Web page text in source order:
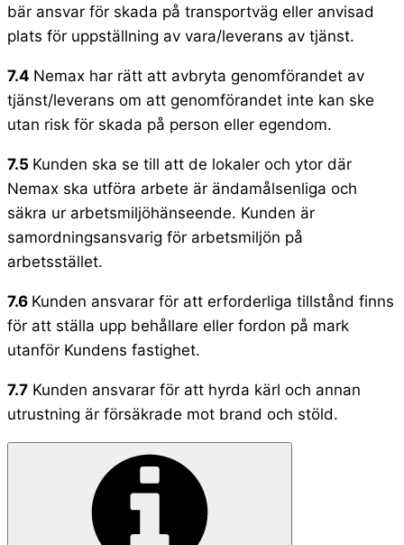
bär ansvar för skada på transportväg eller anvisad
plats för uppställning av vara/leverans av tjänst.
7.4 Nemax har rätt att avbryta genomförandet av
tjänst/leverans om att genomförandet inte kan ske
utan risk för skada på person eller egendom.
7.5 Kunden ska se till att de lokaler och ytor där
Nemax ska utföra arbete är ändamålsenliga och
säkra ur arbetsmiljöhänseende. Kunden är
samordningsansvarig för arbetsmiljön på
arbetsstället.
7.6 Kunden ansvarar för att erforderliga tillstånd finns
för att ställa upp behållare eller fordon på mark
utanför Kundens fastighet.
7.7 Kunden ansvarar för att hyrda kärl och annan
utrustning är försäkrade mot brand och stöld.